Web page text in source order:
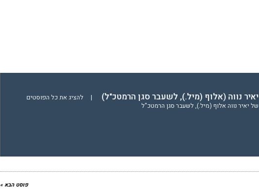
יאיר נווה (אלוף (מיל.), לשעבר סגן הרמטכ"ל) |
להציג את כל הפוסטים
של יאיר נווה אלוף (מיל.), לשעבר סגן הרמטכ"ל
פוסט הבא »